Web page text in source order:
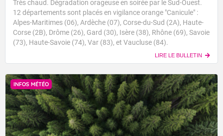
Très chaud. Dégradation orageuse en soirée par le Sud-Ouest.
12 départements sont placés en vigilance orange "Canicule" :
Alpes-Maritimes (06), Ardèche (07), Corse-du-Sud (2A), Haute-
Corse (2B), Drôme (26), Gard (30), Isère (38), Rhône (69), Savoie
(73), Haute-Savoie (74), Var (83), et Vaucluse (84).
LIRE LE BULLETIN
INFOS MÉTÉO